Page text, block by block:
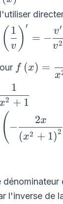
( v
1 ) ′
= −
v2
v′
f (x) =
x
2 + 1
1
( −
(x2 + 1)2
2x
l'inverse de